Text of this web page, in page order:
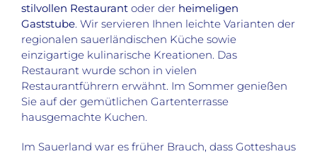
stilvollen Restaurantoder der heimeligen
Gaststube. Wir servieren Ihnen leichte Varianten der
regionalen sauerländischen Küche sowie
einzigartige kulinarische Kreationen. Das
Restaurant wurde schon in vielen
Restaurantführern erwähnt. Im Sommer genießen
Sie auf der gemütlichen Gartenterrasse
hausgemachte Kuchen.
Im Sauerland war es früher Brauch, dass Gotteshaus